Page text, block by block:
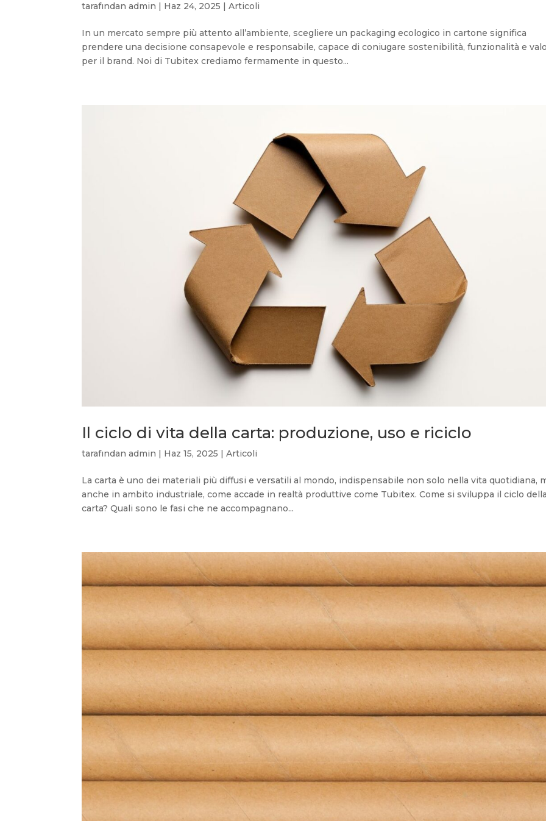
tarafındanadmin Haz 24, 2025 |Articoli
In un mercato sempre più attento all’ambiente, scegliere un packaging ecologico in cartone significa
prendere una decisione consapevole e responsabile, capace di coniugare sostenibilità, funzionalità e
per il brand. Noi di Tubitex crediamo fermamente in questo...
Il ciclo di vita della carta: produzione, uso e riciclo
tarafındanadmin | Haz 15, 2025 |Articoli
La carta è uno dei materiali più diffusi e versatili al mondo, indispensabile non solo nella vita quotidiana,
anche in ambito industriale, come accade in realtà produttive come Tubitex. Come si sviluppa il ciclo
carta? Quali sono le fasi che ne accompagnano...